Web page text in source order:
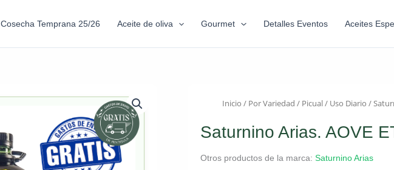
Cosecha Temprana 25/26 Aceite de oliva Gourmet Detalles Eventos Aceites
Inicio / Por Variedad / Picual/ Uso Diario /
Saturnino Arias. AOVE
Otros productos de la marca: Saturnino Arias